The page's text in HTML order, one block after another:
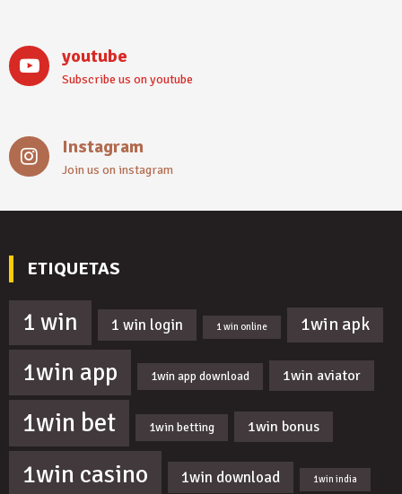
youtube
Subscribe us on youtube
Instagram
Join us on instagram
ETIQUETAS
1 win 1 win login 1 win online 1win apk
1win app 1win app download 1win aviator
1win bet 1win betting 1win bonus
1win casino 1win download 1win india